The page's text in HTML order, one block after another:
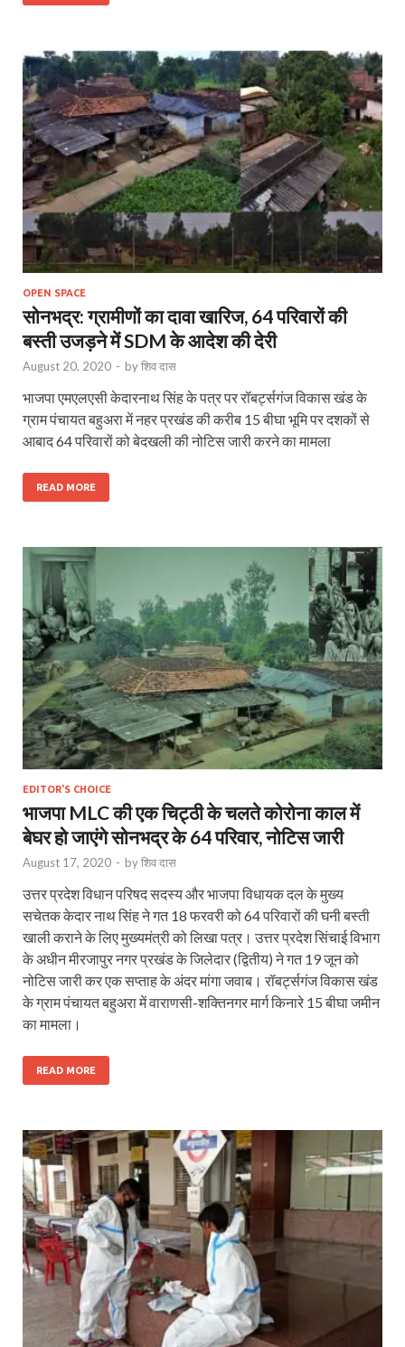
OPEN SPACE
सोनभद्र: ग्रामीणों का दावा खारिज, 64 परिवारों की
बस्ती उजड़ने में SDM के आदेश की देरी
August 20, 2020 - byशिव दास
भाजपा एमएलएसी केदारनाथ सिंह के पत्र पर रॉबर्ट्सगंज विकास खंड के
ग्राम पंचायत बहुअरा में नहर प्रखंड की करीब 15 बीघा भूमि पर दशकों से
आबाद 64 परिवारों को बेदखली की नोटिस जारी करने का मामला
READ MORE
EDITOR'S CHOICE
भाजपा MLC की एक चिट्ठी के चलते कोरोना काल में
बेघर हो जाएंगे सोनभद्र के 64 परिवार, नोटिस जारी
August 17, 2020 - byशिव दास
उत्तर प्रदेश विधान परिषद सदस्य और भाजपा विधायक दल के मुख्य
सचेतक केदार नाथ सिंह ने गत 18 फरवरी को 64 परिवारों की घनी बस्ती
खाली कराने के लिए मुख्यमंत्री को लिखा पत्र। उत्तर प्रदेश सिंचाई विभाग
के अधीन मीरजापुर नगर प्रखंड के जिलेदार (द्वितीय) ने गत 19 जून को
नोटिस जारी कर एक सप्ताह के अंदर मांगा जवाब। रॉबर्ट्सगंज विकास खंड
के ग्राम पंचायत बहुअरा में वाराणसी-शक्तिनगर मार्ग किनारे 15 बीघा जमीन
का मामला।
READ MORE